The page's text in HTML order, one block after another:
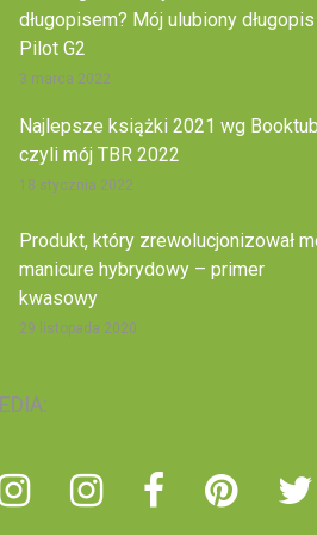
długopisem? Mój ulubiony długopis
Pilot G2
3 marca 2022
Najlepsze książki 2021 wg
czyli mój TBR 2022
18 stycznia 2022
Produkt, który zrewolucjonizował
manicure hybrydowy – primer
kwasowy
29 listopada 2020